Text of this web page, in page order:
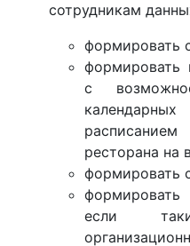
сотрудникам
формировать
формировать
с
ресторана на
формировать
формировать
если